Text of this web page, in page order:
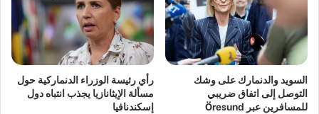
السويد والدنمارك على وشك
التوصل إلى اتفاق ضريبي
للمسافرين عبر Öresund
رأي رئيسة الوزراء الدنماركية حول
مسألة الإيثانازيا يجذب انتباه دول
إسكندنافيا